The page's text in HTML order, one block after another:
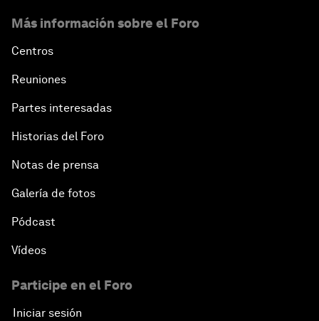
Más información sobre el Foro
Centros
Reuniones
Partes interesadas
Historias del Foro
Notas de prensa
Galería de fotos
Pódcast
Vídeos
Participe en el Foro
Iniciar sesión